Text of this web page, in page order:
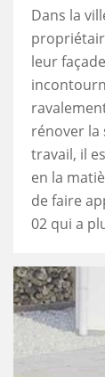
Dans la
leur
rénover la
travail, il
en la
de faire
02 qui a